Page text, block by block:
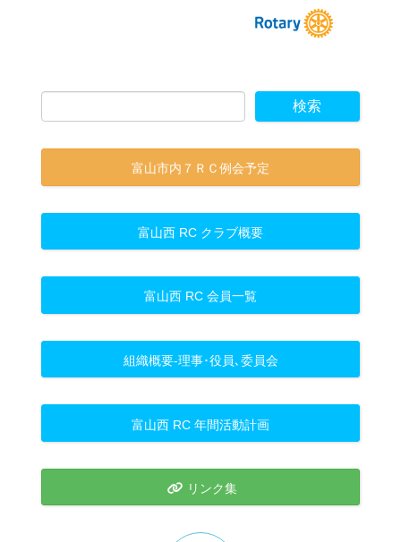
富山市内７ＲＣ例会予定
富山西 RC クラブ概要
富山西 RC 会員一覧
組織概要-理事･役員､委員会
富山西 RC 年間活動計画
リンク集